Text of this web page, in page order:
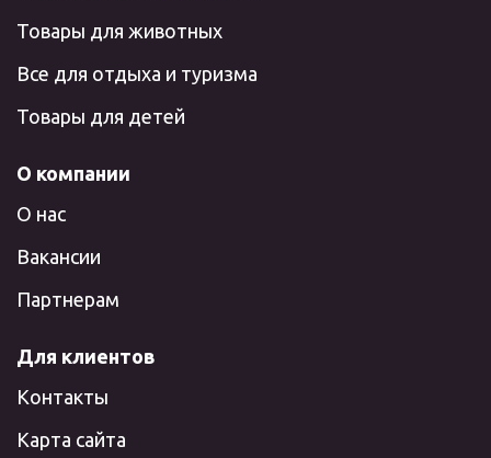
Товары для животных
Все для отдыха и туризма
Товары для детей
О компании
О нас
Вакансии
Партнерам
Для клиентов
Контакты
Карта сайта